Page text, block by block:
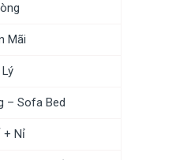
Mãi
– Sofa Bed
+ Nỉ